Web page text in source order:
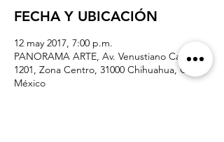
FECHA Y UBICACIÓN
12 may 2017, 7:00 p.m.
PANORAMA ARTE, Av. Venustiano Carranza
1201, Zona Centro, 31000 Chihuahua, Chih.,
México